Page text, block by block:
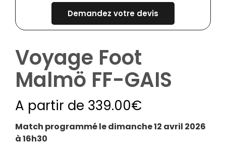
Demandez votre devis
Voyage Foot
Malmö FF-GAIS
A partir de 339.00€
Match programmé le dimanche 12 avril 2026
à 16h30